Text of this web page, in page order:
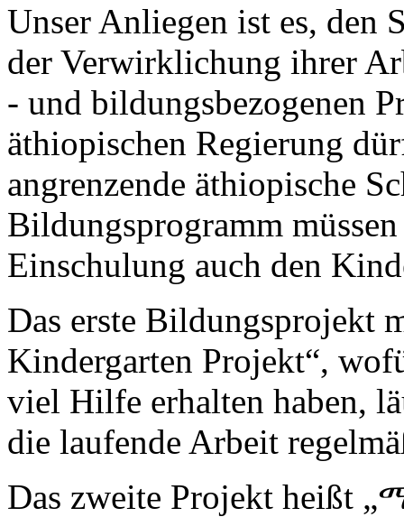
Unser Anliegen ist es, den
der Verwirklichung ihrer
- und bildungsbezogenen
äthiopischen Regierung
angrenzende äthiopische
Bildungsprogramm
Einschulung auch den
Das erste Bildungsprojekt
Kindergarten Projekt“,
viel Hilfe erhalten haben,
die laufende Arbeit
Das zweite Projekt heißt